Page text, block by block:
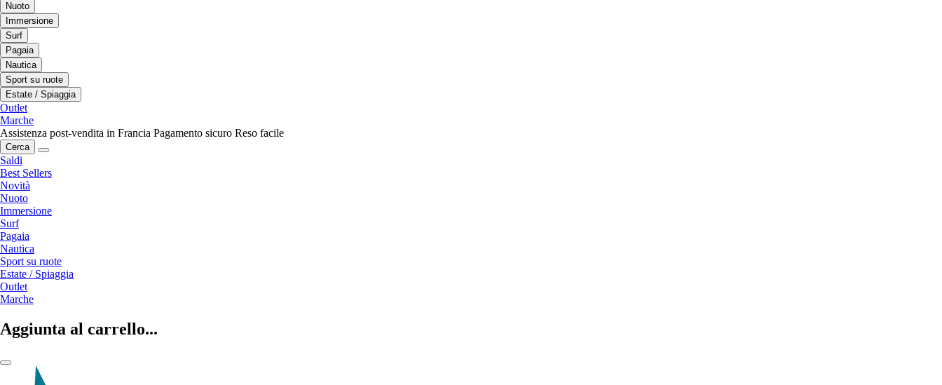
Nuoto
Immersione
Surf
Pagaia
Nautica
Sport su ruote
Estate / Spiaggia
Outlet
Marche
Assistenza post-vendita in Francia Pagamento sicuro Reso facile
Cerca
Saldi
Best Sellers
Novità
Nuoto
Immersione
Surf
Pagaia
Nautica
Sport su ruote
Estate / Spiaggia
Outlet
Marche
Aggiunta al carrello...